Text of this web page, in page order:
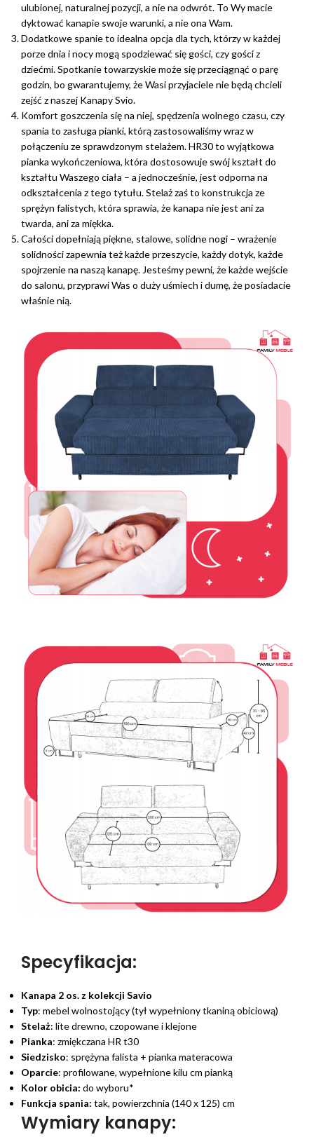
ulubionej, naturalnej pozycji, a nie na odwrót. To Wy macie
dyktować kanapie swoje warunki, a nie ona Wam.
Dodatkowe spanie to idealna opcja dla tych, którzy w każdej
porze dnia i nocy mogą spodziewać się gości, czy gości z
dziećmi. Spotkanie towarzyskie może się przeciągnąć o parę
godzin, bo gwarantujemy, że Wasi przyjaciele nie będą chcieli
zejść z naszej Kanapy Svio.
Komfort goszczenia się na niej, spędzenia wolnego czasu, czy
spania to zasługa pianki, którą zastosowaliśmy wraz w
połączeniu ze sprawdzonym stelażem. HR30 to wyjątkowa
pianka wykończeniowa, która dostosowuje swój kształt do
kształtu Waszego ciała – a jednocześnie, jest odporna na
odkształcenia z tego tytułu. Stelaż zaś to konstrukcja ze
sprężyn falistych, która sprawia, że kanapa nie jest ani za
twarda, ani za miękka.
Całości dopełniają piękne, stalowe, solidne nogi – wrażenie
solidności zapewnia też każde przeszycie, każdy dotyk, każde
spojrzenie na naszą kanapę. Jesteśmy pewni, że każde wejście
do salonu, przyprawi Was o duży uśmiech i dumę, że posiadacie
właśnie nią.
Specyfikacja:
Kanapa 2 os. z kolekcji Savio
Typ: mebel wolnostojący (tył wypełniony tkaniną obiciową)
Stelaż: lite drewno, czopowane i klejone
Pianka: zmiękczana HR t30
Siedzisko: sprężyna falista + pianka materacowa
Oparcie: profilowane, wypełnione kilu cm pianką
Kolor obicia: do wyboru*
Funkcja spania: tak, powierzchnia (140 x 125) cm
Wymiary kanapy: